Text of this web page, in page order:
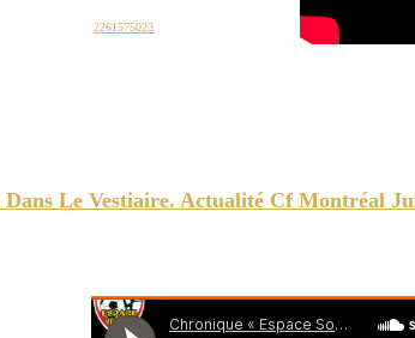
2261575023
Le Vestiaire. Actualité Cf Montréal